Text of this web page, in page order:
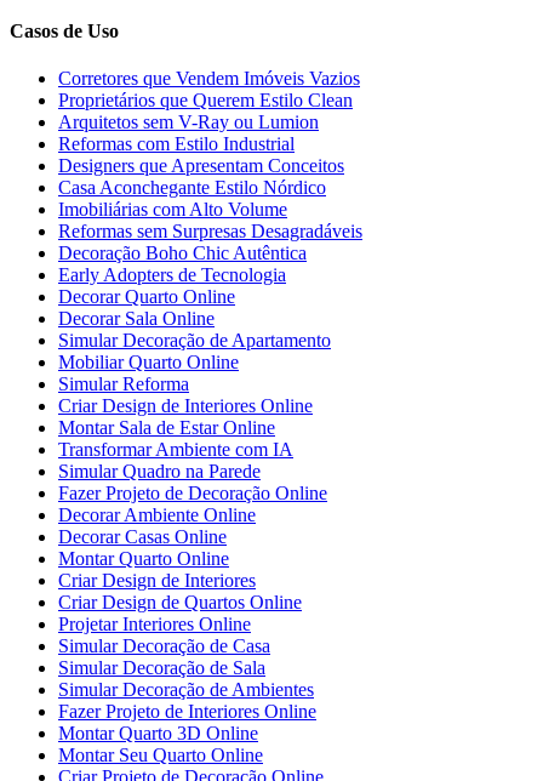
Casos de Uso
Corretores que Vendem Imóveis Vazios
Proprietários que Querem Estilo Clean
Arquitetos sem V-Ray ou Lumion
Reformas com Estilo Industrial
Designers que Apresentam Conceitos
Casa Aconchegante Estilo Nórdico
Imobiliárias com Alto Volume
Reformas sem Surpresas Desagradáveis
Decoração Boho Chic Autêntica
Early Adopters de Tecnologia
Decorar Quarto Online
Decorar Sala Online
Simular Decoração de Apartamento
Mobiliar Quarto Online
Simular Reforma
Criar Design de Interiores Online
Montar Sala de Estar Online
Transformar Ambiente com IA
Simular Quadro na Parede
Fazer Projeto de Decoração Online
Decorar Ambiente Online
Decorar Casas Online
Montar Quarto Online
Criar Design de Interiores
Criar Design de Quartos Online
Projetar Interiores Online
Simular Decoração de Casa
Simular Decoração de Sala
Simular Decoração de Ambientes
Fazer Projeto de Interiores Online
Montar Quarto 3D Online
Montar Seu Quarto Online